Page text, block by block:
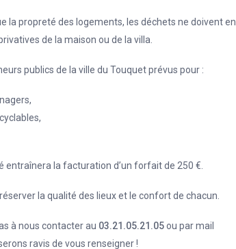
la propreté des logements, les déchets ne doivent en
de la maison ou de la villa.
publics de la ville du Touquet prévus pour :
la facturation d’un forfait de 250 €.
la qualité des lieux et le confort de chacun.
à nous contacter au 03.21.05.21.05ou par mail
ravis de vous renseigner !